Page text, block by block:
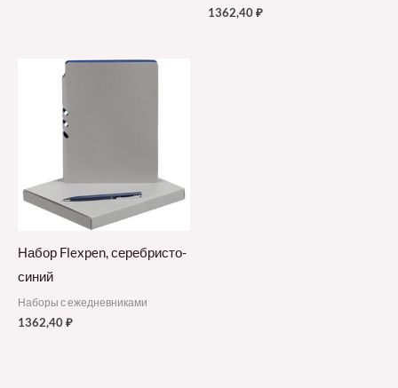
1362,40₽
Набор Flexpen, серебристо-
синий
Наборы с ежедневниками
1362,40₽